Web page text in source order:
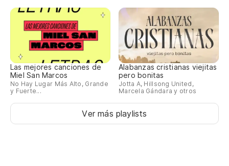
Las mejores canciones de
Miel San Marcos
No Hay Lugar Más Alto, Grande
y Fuerte...
Alabanzas cristianas viejitas
pero bonitas
Jotta A, Hillsong United,
Marcela Gándara y otros
Ver más playlists